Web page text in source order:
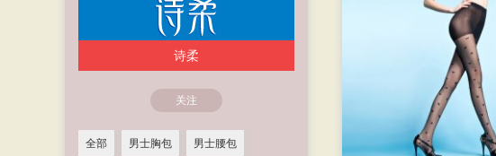
诗柔
关注
全部 男士胸包 男士腰包